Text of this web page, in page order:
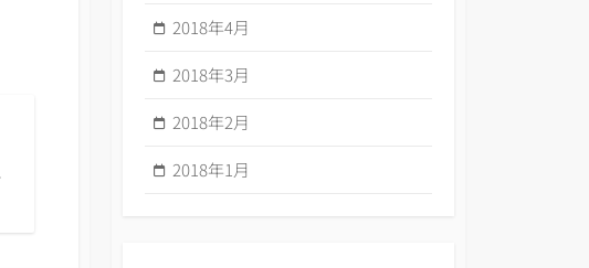
2018年4月
2018年3月
2018年2月
2018年1月